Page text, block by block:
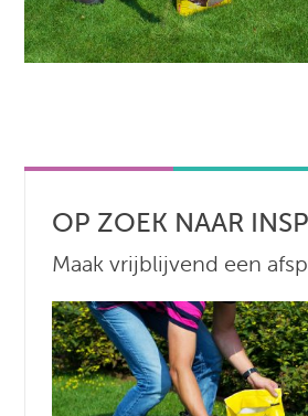
OP ZOEK NAAR
Maak vrijblijvend een